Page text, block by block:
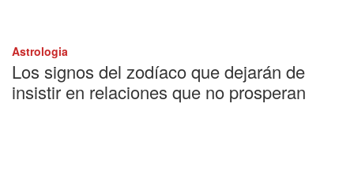
Astrologia
Los signos del zodíaco que dejarán de
insistir en relaciones que no prosperan